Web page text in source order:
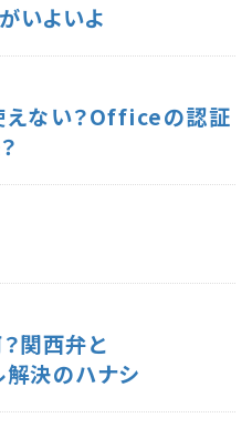
いよいよ
ない？Officeの認証
？関西弁と
決のハナシ